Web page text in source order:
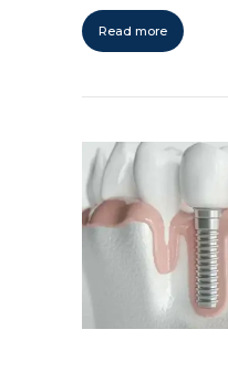
Read more